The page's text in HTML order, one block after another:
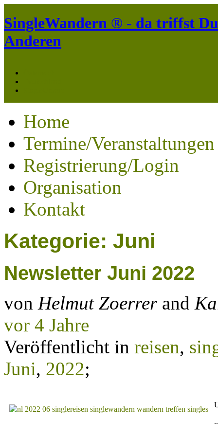
SingleWandern ® - da triffst
Anderen
Home
Termine/Veranstaltungen
Registrierung/Login
Organisation
Kontakt
Kategorie: Juni
Newsletter Juni 2022
von Helmut Zoerrerand
vor 4 Jahre
Veröffentlicht in reisen,
Juni, 2022;